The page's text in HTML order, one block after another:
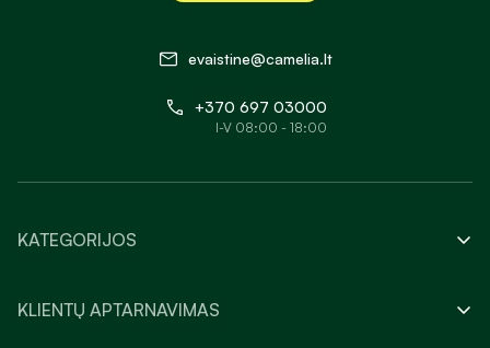
evaistine@camelia.lt
+370 697 03000
I-V 08:00 - 18:00
KATEGORIJOS
KLIENTŲ APTARNAVIMAS